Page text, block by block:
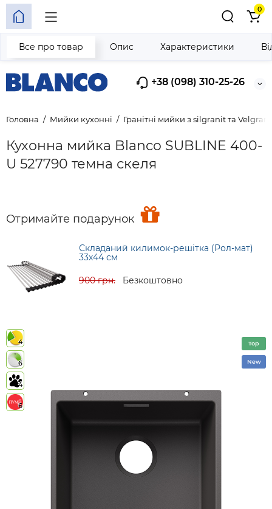
+38 (098) 310-25-26
0
Головна Мийки кухонні Гранітні мийки з silgranit та
Кухонна мийка Blanco SUBLINE 400-
U 527790 темна скеля
Отримайте подарунок
Складаний килимок-решітка (Рол-мат)
33х44 см
900 грн. Безкоштовно
Все про товар Опис Характеристики
4
6
4
6
Top
New